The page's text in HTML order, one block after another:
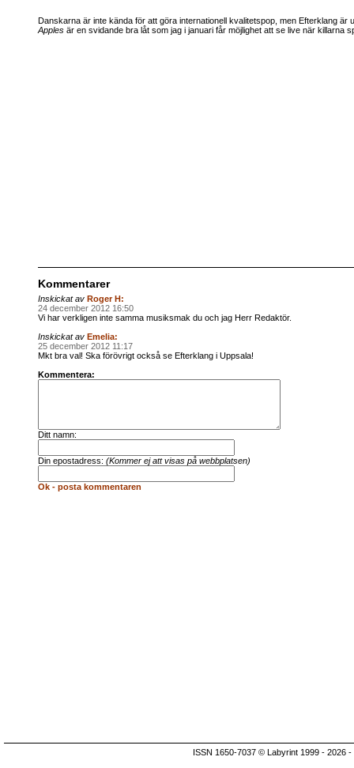
Danskarna är inte kända för att göra internationell kvalitetspop, men Efterklang är
Apples är en svidande bra låt som jag i januari får möjlighet att se live när killarna
Kommentarer
Inskickat av Roger H:
24 december 2012 16:50
Vi har verkligen inte samma musiksmak du och jag Herr Redaktör.
Inskickat av Emelia:
25 december 2012 11:17
Mkt bra val! Ska förövrigt också se Efterklang i Uppsala!
Kommentera:
Ditt namn:
Din epostadress: (Kommer ej att visas på webbplatsen)
Ok - posta kommentaren
ISSN 1650-7037 © Labyrint 1999 - 2026 -